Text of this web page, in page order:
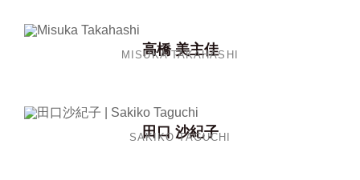
高橋 美主佳
MISUKA TAKAHASHI
田口 沙紀子
SAKIKO TAGUCHI